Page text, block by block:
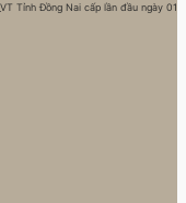
Tỉnh Đồng Nai cấp lần đầu ngày 01